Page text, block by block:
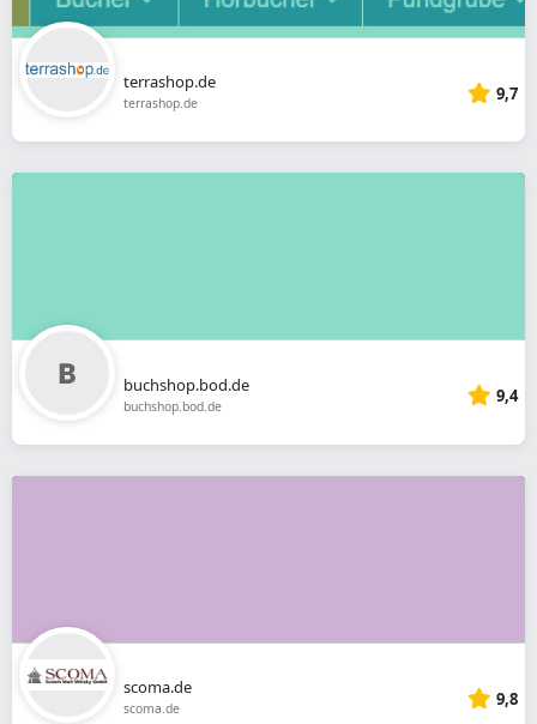
terrashop.de
terrashop.de 9,7
buchshop.bod.de
buchshop.bod.de 9,4
scoma.de
scoma.de 9,8